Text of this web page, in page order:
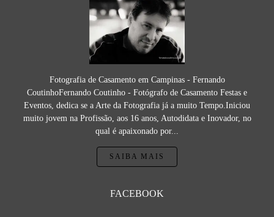
Fotografia de Casamento em Campinas - Fernando
CoutinhoFernando Coutinho - Fotógrafo de Casamento Festas e
Eventos, dedica se a Arte da Fotografia já a muito Tempo.Iniciou
muito jovem na Profissão, aos 16 anos, Autodidata e Inovador, no
qual é apaixonado por...
SAIBA MAIS
FACEBOOK